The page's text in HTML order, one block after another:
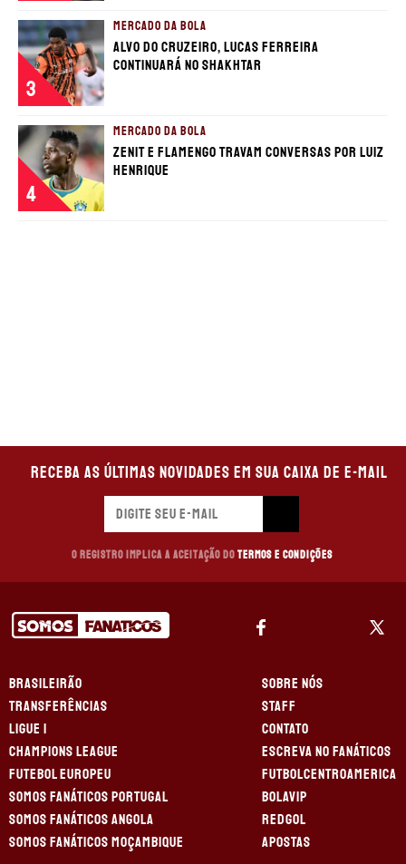
3
MERCADO DA BOLA
Alvo do Cruzeiro, Lucas Ferreira
continuará no Shakhtar
4
MERCADO DA BOLA
Zenit e Flamengo travam conversas por Luiz
Henrique
Receba as últimas novidades em sua caixa de e-mail
O registro implica a aceitação do Termos e Condições
BRASILEIRÃO
TRANSFERÊNCIAS
LIGUE 1
CHAMPIONS LEAGUE
FUTEBOL EUROPEU
SOMOS FANÁTICOS PORTUGAL
SOMOS FANÁTICOS ANGOLA
SOMOS FANÁTICOS MOÇAMBIQUE
SOBRE NÓS
STAFF
CONTATO
ESCREVA NO FANÁTICOS
FUTBOLCENTROAMERICA
BOLAVIP
REDGOL
APOSTAS